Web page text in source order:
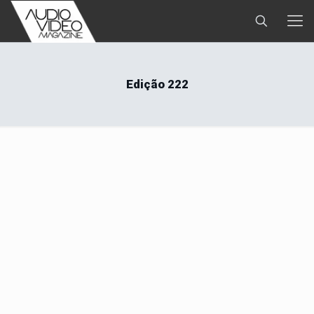
Edição 222